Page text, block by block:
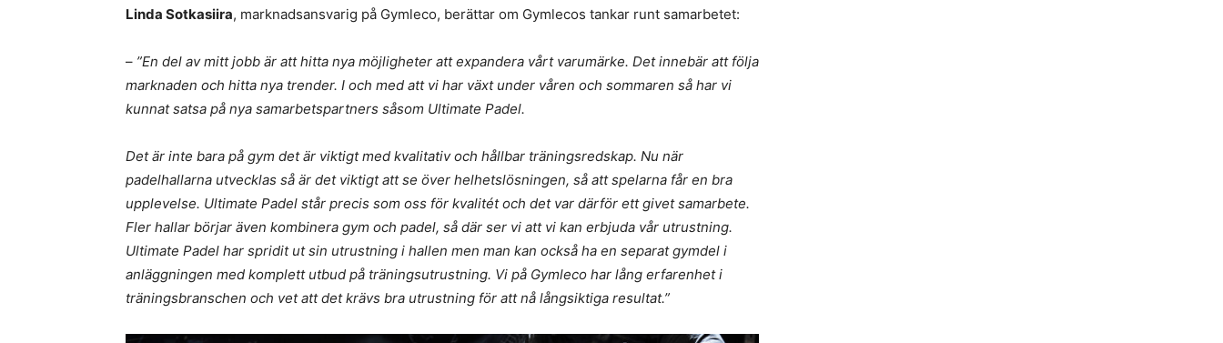
Linda Sotkasiira, marknadsansvarig på Gymleco, berättar om Gymlecos tankar runt samarbetet:
– ”En del av mitt jobb är att hitta nya möjligheter att expandera vårt varumärke. Det innebär att följa
marknaden och hitta nya trender. I och med att vi har växt under våren och sommaren så har vi
kunnat satsa på nya samarbetspartners såsom Ultimate Padel.
Det är inte bara på gym det är viktigt med kvalitativ och hållbar träningsredskap. Nu när
padelhallarna utvecklas så är det viktigt att se över helhetslösningen, så att spelarna får en bra
upplevelse. Ultimate Padel står precis som oss för kvalitét och det var därför ett givet samarbete.
Fler hallar börjar även kombinera gym och padel, så där ser vi att vi kan erbjuda vår utrustning.
Ultimate Padel har spridit ut sin utrustning i hallen men man kan också ha en separat gymdel i
anläggningen med komplett utbud på träningsutrustning. Vi på Gymleco har lång erfarenhet i
träningsbranschen och vet att det krävs bra utrustning för att nå långsiktiga resultat.”